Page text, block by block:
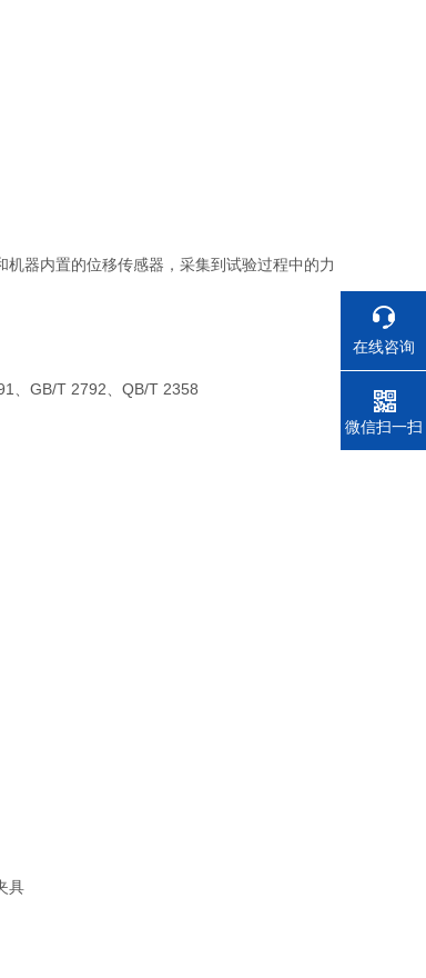
器内置的位移传感器，采集到试验过程中的力
、GB/T 2792、QB/T 2358
具
在线咨询
电话
微信扫一扫